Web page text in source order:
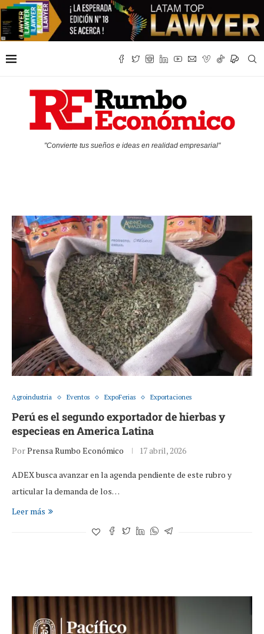
"Convierte tus sueños e ideas en realidad empresarial"
Agroindustria Eventos ExpoFerias Exportaciones
Perú es el segundo exportador de hierbas y
especieas en America Latina
PorPrensa Rumbo Económico 17 abril, 2026
ADEX busca avanzar en la agenda pendiente de este rubro y
articular la demanda de los…
Leer más